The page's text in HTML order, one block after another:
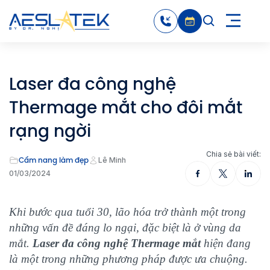
Laser đa công nghệ
Thermage mắt cho đôi mắt
rạng ngời
Cẩm nang làm đẹp
Lê Minh
01/03/2024
Chia sẻ bài viết:
Khi bước qua tuổi 30, lão hóa trở thành một trong
những vấn đề đáng lo ngại, đặc biệt là ở vùng da
mắt. Laser đa công nghệ Thermage mắt hiện đang
là một trong những phương pháp được ưa chuộng.